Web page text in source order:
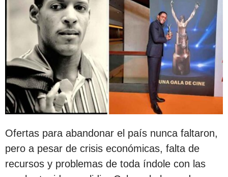
Ofertas para abandonar el país nunca faltaron,
pero a pesar de crisis económicas, falta de
recursos y problemas de toda índole con las